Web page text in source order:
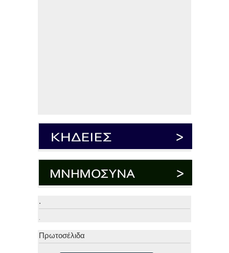
.
.
Πρωτοσέλιδα